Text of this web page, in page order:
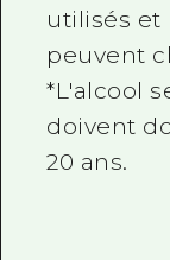
utilisés et
peuvent
*L'alcool
doivent
20 ans.